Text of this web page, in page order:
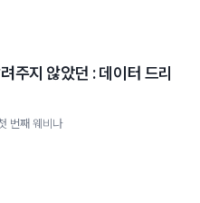
주지 않았던 : 데이터 드리
번째 웨비나